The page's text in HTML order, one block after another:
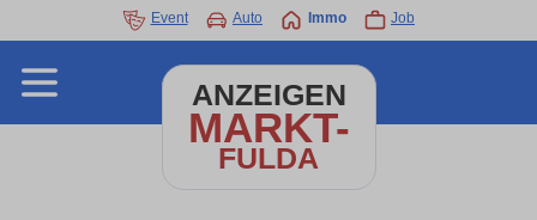
Event Auto Immo Job
ANZEIGEN
MARKT-
FULDA